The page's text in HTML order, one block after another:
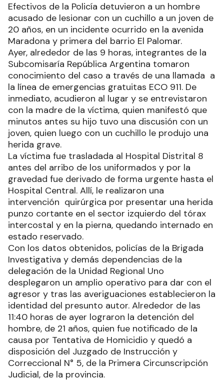
Efectivos de la Policía detuvieron a un hombre
acusado de lesionar con un cuchillo a un joven de
20 años, en un incidente ocurrido en la avenida
Maradona y primera del barrio El Palomar.
Ayer, alrededor de las 9 horas, integrantes de la
Subcomisaría República Argentina tomaron
conocimiento del caso a través de una llamada a
la línea de emergencias gratuitas ECO 911. De
inmediato, acudieron al lugar y se entrevistaron
con la madre de la víctima, quien manifestó que
minutos antes su hijo tuvo una discusión con un
joven, quien luego con un cuchillo le produjo una
herida grave.
La víctima fue trasladada al Hospital Distrital 8
antes del arribo de los uniformados y por la
gravedad fue derivado de forma urgente hasta el
Hospital Central. Allí, le realizaron una
intervención quirúrgica por presentar una herida
punzo cortante en el sector izquierdo del tórax
intercostal y en la pierna, quedando internado en
estado reservado.
Con los datos obtenidos, policías de la Brigada
Investigativa y demás dependencias de la
delegación de la Unidad Regional Uno
desplegaron un amplio operativo para dar con el
agresor y tras las averiguaciones establecieron la
identidad del presunto autor. Alrededor de las
11:40 horas de ayer lograron la detención del
hombre, de 21 años, quien fue notificado de la
causa por Tentativa de Homicidio y quedó a
disposición del Juzgado de Instrucción y
Correccional N° 5, de la Primera Circunscripción
Judicial, de la provincia.